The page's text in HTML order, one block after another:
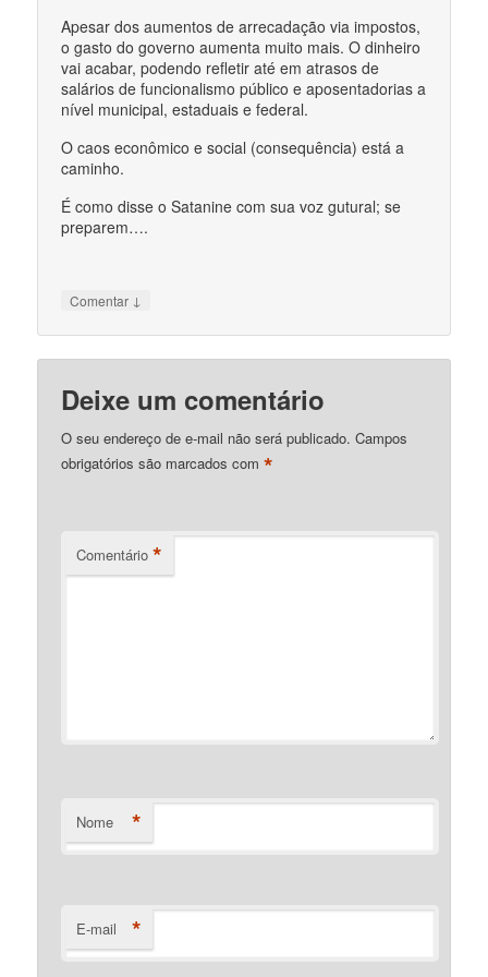
Apesar dos aumentos de arrecadação via impostos,
o gasto do governo aumenta muito mais. O dinheiro
vai acabar, podendo refletir até em atrasos de
salários de funcionalismo público e aposentadorias a
nível municipal, estaduais e federal.
O caos econômico e social (consequência) está a
caminho.
É como disse o Satanine com sua voz gutural; se
preparem….
Comentar ↓
Deixe um comentário
O seu endereço de e-mail não será publicado. Campos
obrigatórios são marcados com*
Comentário *
Nome *
E-mail *